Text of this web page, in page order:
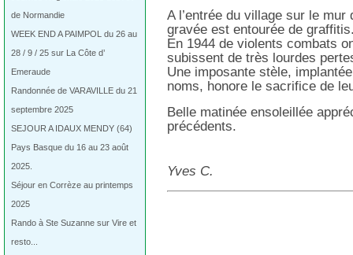
de Normandie
WEEK END A PAIMPOL du 26 au
28 / 9 / 25 sur La Côte d’
Emeraude
Randonnée de VARAVILLE du 21
septembre 2025
SEJOUR A IDAUX MENDY (64)
Pays Basque du 16 au 23 août
2025.
Séjour en Corrèze au printemps
2025
Rando à Ste Suzanne sur Vire et
resto...
A l’entrée du village sur le mur
gravée est entourée de
En 1944 de violents combats
subissent de très lourdes
Une imposante stèle,
noms, honore le sacrifice de
Belle matinée ensoleillée
précédents.
Yves C.